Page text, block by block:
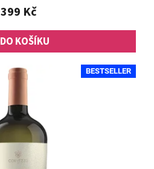
5
hvězdiček.
399 Kč
DO KOŠÍKU
BESTSELLER